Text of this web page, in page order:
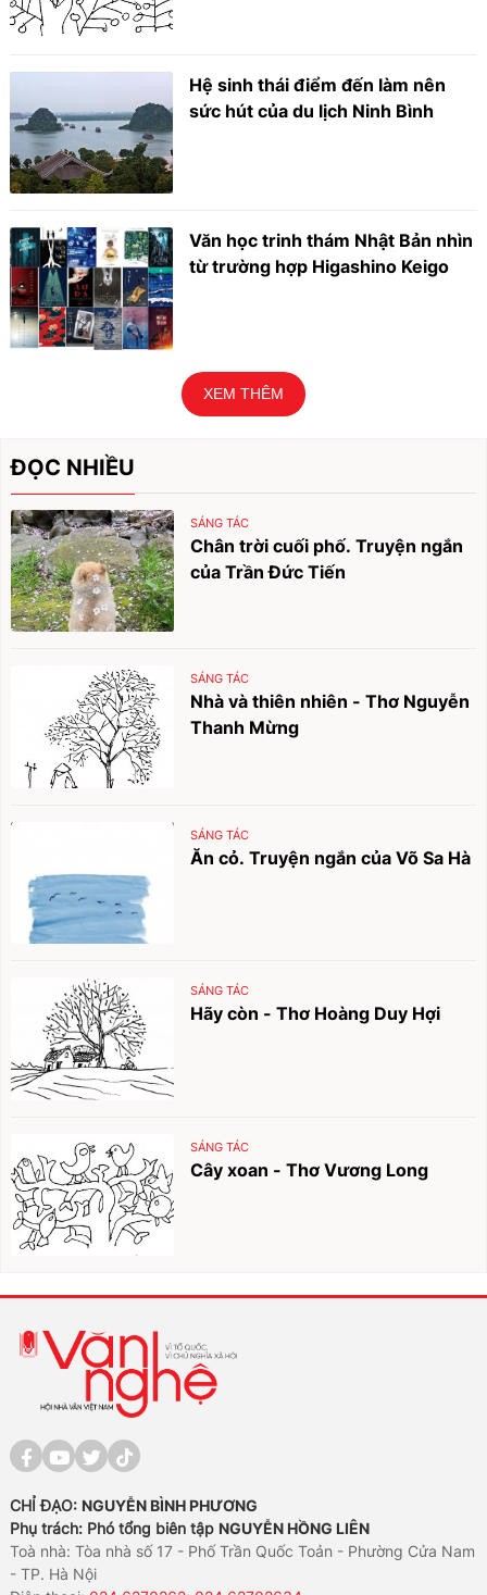
Hệ sinh thái điểm đến làm nên
sức hút của du lịch Ninh Bình
Văn học trinh thám Nhật Bản nhìn
từ trường hợp Higashino Keigo
XEM THÊM
ĐỌC NHIỀU
SÁNG TÁC
Chân trời cuối phố. Truyện ngắn
của Trần Đức Tiến
SÁNG TÁC
Nhà và thiên nhiên - Thơ Nguyễn
Thanh Mừng
SÁNG TÁC
Ăn cỏ. Truyện ngắn của Võ Sa Hà
SÁNG TÁC
Hãy còn - Thơ Hoàng Duy Hợi
SÁNG TÁC
Cây xoan - Thơ Vương Long
CHỈ ĐẠO: NGUYỄN BÌNH PHƯƠNG
Phụ trách: Phó tổng biên tập NGUYỄN HỒNG LIÊN
Toà nhà: Tòa nhà số 17 - Phố Trần Quốc Toản - Phường Cửa Nam
- TP. Hà Nội